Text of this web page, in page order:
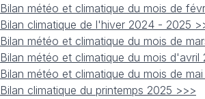
Bilan météo et climatique du mois de
Bilan climatique de l'hiver 2024 - 2025
Bilan météo et climatique du mois de
Bilan météo et climatique du mois d'avril
Bilan météo et climatique du mois de
Bilan climatique du printemps 2025 >>>